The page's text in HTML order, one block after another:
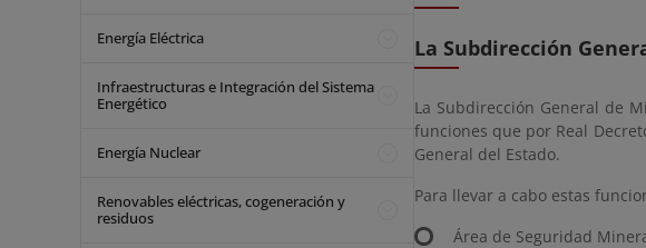
Energía Eléctrica
Infraestructuras e Integración del Sistema
Energético
Energía Nuclear
Renovables eléctricas, cogeneración y
residuos
La Subdirección
La Subdirección General de
funciones que por Real
General del Estado.
Para llevar a cabo estas
Área de Seguridad